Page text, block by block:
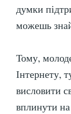
думки
можешь
Тому,
Інтернету,
висловити
вплинути